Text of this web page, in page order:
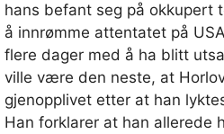
hans befant seg på okkupert
å innrømme attentatet på
flere dager med å ha blitt
ville være den neste, at
gjenopplivet etter at han
Han forklarer at han allerede